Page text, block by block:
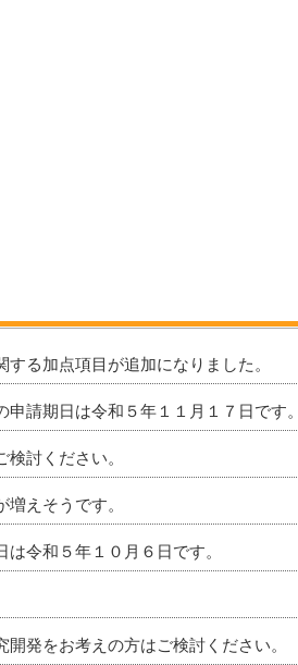
る加点項目が追加になりました。
請期日は令和５年１１月１７日です。
討ください。
えそうです。
令和５年１０月６日です。
発をお考えの方はご検討ください。